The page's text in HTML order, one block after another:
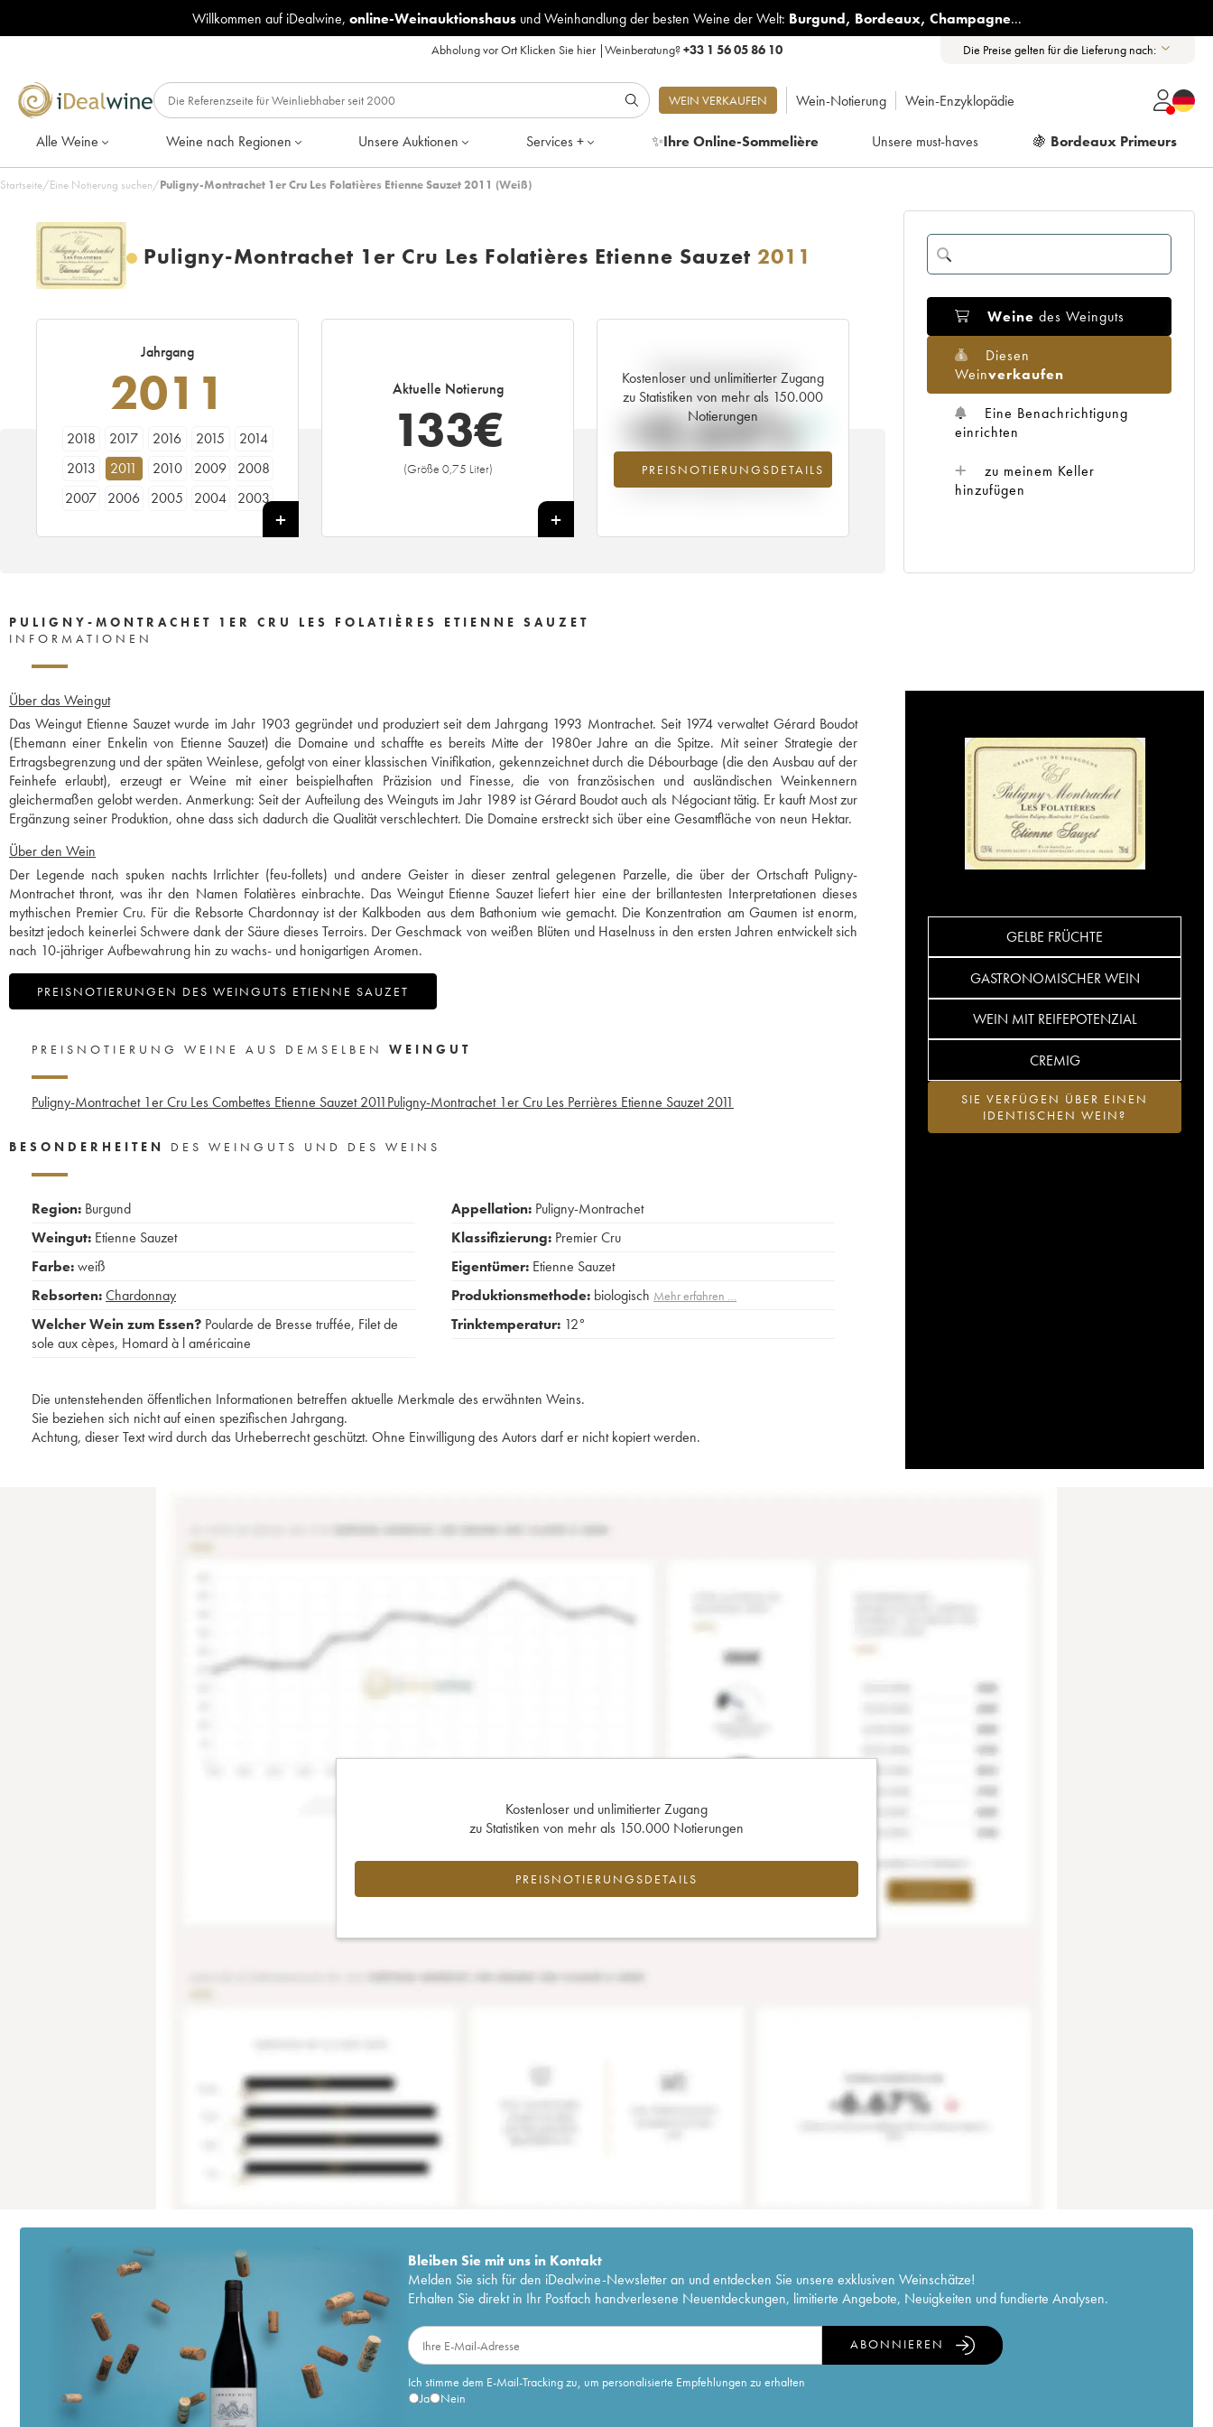
Willkommen auf iDealwine, online-Weinauktionshausund Weinhandlung der besten Weine der Welt: Burgund, Bordeaux, Champagne...
Abholung vor Ort Klicken Sie hier|Weinberatung?+33 1 56 05 86 10 Die Preise gelten für die Lieferung nach:
WEIN VERKAUFEN Wein-Notierung Wein-Enzyklopädie
Alle Weine Weine nach Regionen Unsere Auktionen Services + ✨Ihre Online-Sommelière Unsere must-haves 🍇 Bordeaux Primeurs
Startseite/Eine Notierung suchen/Puligny-Montrachet 1er Cru Les Folatières Etienne Sauzet 2011 (Weiß)
Puligny-Montrachet 1er Cru Les Folatières Etienne Sauzet 2011
Jahrgang
2011
2018 2017 2016 2015
2014
2013
2011 2010 2009
2008
2007
2006 2005 2004
2003
Aktuelle Notierung
133€
(Größe 0,75 Liter)
+
Kostenloser und unlimitierter Zugang
zu Statistiken von mehr als 150.000
Notierungen
PREISNOTIERUNGSDETAILS
Aktuelle Entwicklung der
Preisnotierung
+0.64%
Preisanstiegs des Jahrgangs 2011 im
Jahr 2026 im Vergleich zum Jahr 2025
Weine des Weinguts
Diesen
Weinverkaufen
Eine Benachrichtigung
einrichten
zu meinem Keller
hinzufügen
PULIGNY-MONTRACHET 1ER CRU LES FOLATIÈRES ETIENNE SAUZET
INFORMATIONEN
Über das Weingut
Das Weingut Etienne Sauzet wurde im Jahr 1903 gegründet und produziert seit dem Jahrgang 1993 Montrachet. Seit 1974 verwaltet Gérard Boudot
(Ehemann einer Enkelin von Etienne Sauzet) die Domaine und schaffte es bereits Mitte der 1980er Jahre an die Spitze. Mit seiner Strategie der
Ertragsbegrenzung und der späten Weinlese, gefolgt von einer klassischen Vinifikation, gekennzeichnet durch die Débourbage (die den Ausbau auf der
Feinhefe erlaubt), erzeugt er Weine mit einer beispielhaften Präzision und Finesse, die von französischen und ausländischen Weinkennern
gleichermaßen gelobt werden. Anmerkung: Seit der Aufteilung des Weinguts im Jahr 1989 ist Gérard Boudot auch als Négociant tätig. Er kauft Most zur
Ergänzung seiner Produktion, ohne dass sich dadurch die Qualität verschlechtert. Die Domaine erstreckt sich über eine Gesamtfläche von neun Hektar.
Über den Wein
Der Legende nach spuken nachts Irrlichter (feu-follets) und andere Geister in dieser zentral gelegenen Parzelle, die über der Ortschaft Puligny-
Montrachet thront, was ihr den Namen Folatières einbrachte. Das Weingut Etienne Sauzet liefert hier eine der brillantesten Interpretationen dieses
mythischen Premier Cru. Für die Rebsorte Chardonnay ist der Kalkboden aus dem Bathonium wie gemacht. Die Konzentration am Gaumen ist enorm,
besitzt jedoch keinerlei Schwere dank der Säure dieses Terroirs. Der Geschmack von weißen Blüten und Haselnuss in den ersten Jahren entwickelt sich
nach 10-jähriger Aufbewahrung hin zu wachs- und honigartigen Aromen.
PREISNOTIERUNGEN DES WEINGUTS ETIENNE SAUZET
GELBE FRÜCHTE
GASTRONOMISCHER WEIN
WEIN MIT REIFEPOTENZIAL
CREMIG
SIE VERFÜGEN ÜBER EINEN
IDENTISCHEN WEIN?
PREISNOTIERUNG WEINE AUS DEMSELBEN WEINGUT
Puligny-Montrachet 1er Cru Les Combettes Etienne Sauzet 2011Puligny-Montrachet 1er Cru Les Perrières Etienne Sauzet 2011
BESONDERHEITEN DES WEINGUTS UND DES WEINS
Region: Burgund
Weingut: Etienne Sauzet
Farbe:weiß
Rebsorten:Chardonnay
Welcher Wein zum Essen? Poularde de Bresse truffée, Filet de
sole aux cèpes, Homard à l américaine
Appellation: Puligny-Montrachet
Klassifizierung: Premier Cru
Eigentümer: Etienne Sauzet
Produktionsmethode: biologisch Mehr erfahren …
Trinktemperatur: 12°
Die untenstehenden öffentlichen Informationen betreffen aktuelle Merkmale des erwähnten Weins.
Sie beziehen sich nicht auf einen spezifischen Jahrgang.
Achtung, dieser Text wird durch das Urheberrecht geschützt. Ohne Einwilligung des Autors darf er nicht kopiert werden.
Kostenloser und unlimitierter Zugang
zu Statistiken von mehr als 150.000 Notierungen
PREISNOTIERUNGSDETAILS
Bleiben Sie mit uns in Kontakt
Melden Sie sich für den iDealwine-Newsletter an und entdecken Sie unsere exklusiven Weinschätze!
Erhalten Sie direkt in Ihr Postfach handverlesene Neuentdeckungen, limitierte Angebote, Neuigkeiten und fundierte Analysen.
Ich stimme dem E-Mail-Tracking zu, um personalisierte Empfehlungen zu erhalten
Ja
Nein
ABONNIEREN